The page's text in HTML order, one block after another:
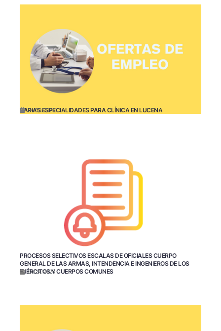
VARIAS ESPECIALIDADES PARA CLÍNICA EN LUCENA
04/30/2026
PROCESOS SELECTIVOS ESCALAS DE OFICIALES CUERPO
GENERAL DE LAS ARMAS, INTENDENCIA E INGENIEROS DE LOS
EJÉRCITOS Y CUERPOS COMUNES
04/24/2026